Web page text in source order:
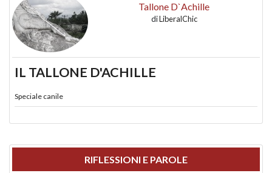
Tallone D`Achille
diLiberalChic
IL TALLONE D'ACHILLE
Speciale canile
RIFLESSIONI E PAROLE